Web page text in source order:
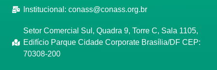
Institucional: conass@conass.org.br
Setor Comercial Sul, Quadra 9, Torre C, Sala 1105,
Edifício Parque Cidade Corporate Brasília/DF CEP:
70308-200